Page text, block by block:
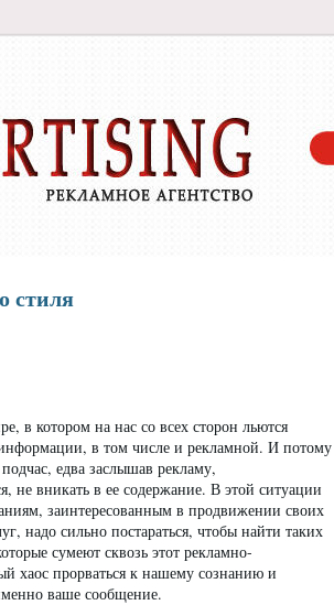
стиля
в котором на нас со всех сторон льются
в том числе и рекламной. И потому
едва заслышав рекламу,
не вникать в ее содержание. В этой ситуации
заинтересованным в продвижении своих
надо сильно постараться, чтобы найти таких
сумеют сквозь этот рекламно-
хаос прорваться к нашему сознанию и
ваше сообщение.